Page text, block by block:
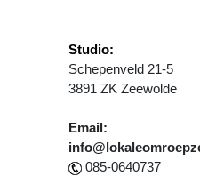
Studio:
Schepenveld 21-5
3891 ZK Zeewolde
Email:
085-0640737